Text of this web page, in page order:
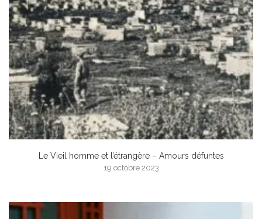
Le Vieil homme et l’étrangère – Amours défuntes
19 octobre 2023